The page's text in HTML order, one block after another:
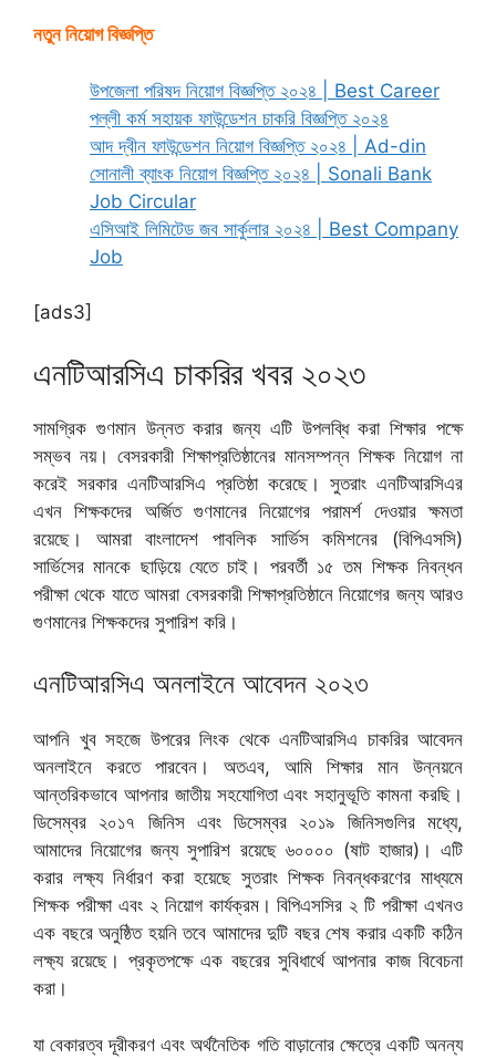
নতুন নিয়োগ বিজ্ঞপ্তি
উপজেলা পরিষদ নিয়োগ বিজ্ঞপ্তি ২০২৪ | Best Career
পল্লী কর্ম সহায়ক ফাউন্ডেশন চাকরি বিজ্ঞপ্তি ২০২৪
আদ দ্বীন ফাউন্ডেশন নিয়োগ বিজ্ঞপ্তি ২০২৪ | Ad-din
সোনালী ব্যাংক নিয়োগ বিজ্ঞপ্তি ২০২৪ | Sonali Bank
Job Circular
এসিআই লিমিটেড জব সার্কুলার ২০২৪ | Best Company
Job
[ads3]
এনটিআরসিএ চাকরির খবর ২০২৩
সামগ্রিক গুণমান উন্নত করার জন্য এটি উপলব্ধি করা শিক্ষার পক্ষে
সম্ভব নয়। বেসরকারী শিক্ষাপ্রতিষ্ঠানের মানসম্পন্ন শিক্ষক নিয়োগ না
করেই সরকার এনটিআরসিএ প্রতিষ্ঠা করেছে। সুতরাং এনটিআরসিএর
এখন শিক্ষকদের অর্জিত গুণমানের নিয়োগের পরামর্শ দেওয়ার ক্ষমতা
রয়েছে। আমরা বাংলাদেশ পাবলিক সার্ভিস কমিশনের (বিপিএসসি)
সার্ভিসের মানকে ছাড়িয়ে যেতে চাই। পরবর্তী ১৫ তম শিক্ষক নিবন্ধন
পরীক্ষা থেকে যাতে আমরা বেসরকারী শিক্ষাপ্রতিষ্ঠানে নিয়োগের জন্য আরও
গুণমানের শিক্ষকদের সুপারিশ করি।
এনটিআরসিএ অনলাইনে আবেদন ২০২৩
আপনি খুব সহজে উপরের লিংক থেকে এনটিআরসিএ চাকরির আবেদন
অনলাইনে করতে পারবেন। অতএব, আমি শিক্ষার মান উন্নয়নে
আন্তরিকভাবে আপনার জাতীয় সহযোগিতা এবং সহানুভূতি কামনা করছি।
ডিসেম্বর ২০১৭ জিনিস এবং ডিসেম্বর ২০১৯ জিনিসগুলির মধ্যে,
আমাদের নিয়োগের জন্য সুপারিশ রয়েছে ৬০০০০ (ষাট হাজার)। এটি
করার লক্ষ্য নির্ধারণ করা হয়েছে সুতরাং শিক্ষক নিবন্ধকরণের মাধ্যমে
শিক্ষক পরীক্ষা এবং ২ নিয়োগ কার্যক্রম। বিপিএসসির ২ টি পরীক্ষা এখনও
এক বছরে অনুষ্ঠিত হয়নি তবে আমাদের দুটি বছর শেষ করার একটি কঠিন
লক্ষ্য রয়েছে। প্রকৃতপক্ষে এক বছরের সুবিধার্থে আপনার কাজ বিবেচনা
করা।
যা বেকারত্ব দূরীকরণ এবং অর্থনৈতিক গতি বাড়ানোর ক্ষেত্রে একটি অনন্য